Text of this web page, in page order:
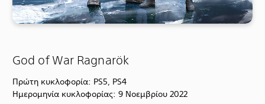
God of War Ragnarök
Πρώτη κυκλοφορία: PS5, PS4
Ημερομηνία κυκλοφορίας: 9 Νοεμβρίου 2022